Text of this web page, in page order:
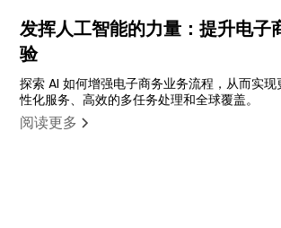
发挥人工智能的力量：提升电子
验
探索 AI 如何增强电子商务业务流程，从而实
性化服务、高效的多任务处理和全球覆盖。
阅读更多